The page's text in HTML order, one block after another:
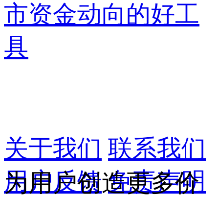
市资金动向的好工
具
关于我们 联系我们
用户反馈 免责声明
为用户创造更多价